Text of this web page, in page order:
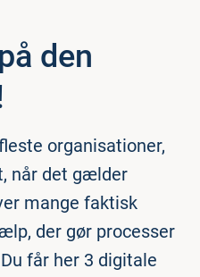
den
organisationer,
når det gælder
mange faktisk
der gør processer
får her 3 digitale